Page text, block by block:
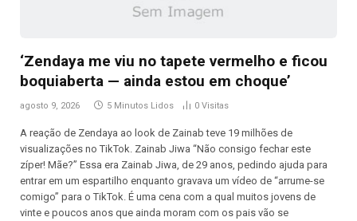
‘Zendaya me viu no tapete vermelho e ficou
boquiaberta — ainda estou em choque’
agosto 9, 2026 5 Minutos Lidos 0 Visitas
A reação de Zendaya ao look de Zainab teve 19 milhões de
visualizações no TikTok. Zainab Jiwa “Não consigo fechar este
zíper! Mãe?” Essa era Zainab Jiwa, de 29 anos, pedindo ajuda para
entrar em um espartilho enquanto gravava um vídeo de “arrume-se
comigo” para o TikTok. É uma cena com a qual muitos jovens de
vinte e poucos anos que ainda moram com os pais vão se